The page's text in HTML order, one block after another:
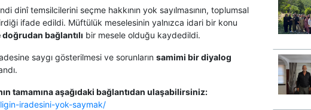
dinî temsilcilerini seçme hakkının yok sayılmasının, toplumsal
ifade edildi. Müftülük meselesinin yalnızca idari bir konu
bağlantılı bir mesele olduğu kaydedildi.
saygı gösterilmesi ve sorunların samimi bir diyalog
tamamına aşağıdaki bağlantıdan ulaşabilirsiniz:
iradesini-yok-saymak/